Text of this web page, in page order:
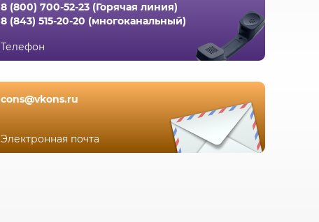
8 (800) 700-52-23 (Горячая линия)
8 (843) 515-20-20 (многоканальный)
Телефон
cons@vkons.ru
Электронная почта